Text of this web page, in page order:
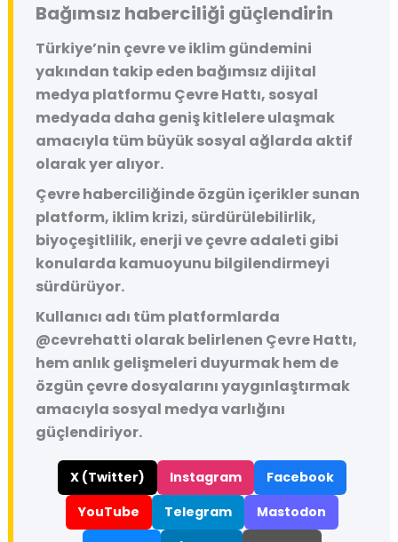
Bağımsız haberciliği güçlendirin
Türkiye’nin çevre ve iklim gündemini
yakından takip eden bağımsız dijital
medya platformu Çevre Hattı, sosyal
medyada daha geniş kitlelere ulaşmak
amacıyla tüm büyük sosyal ağlarda aktif
olarak yer alıyor.
Çevre haberciliğinde özgün içerikler sunan
platform, iklim krizi, sürdürülebilirlik,
biyoçeşitlilik, enerji ve çevre adaleti gibi
konularda kamuoyunu bilgilendirmeyi
sürdürüyor.
Kullanıcı adı tüm platformlarda
@cevrehatti olarak belirlenen Çevre Hattı,
hem anlık gelişmeleri duyurmak hem de
özgün çevre dosyalarını yaygınlaştırmak
amacıyla sosyal medya varlığını
güçlendiriyor.
X (Twitter) Instagram
Facebook
YouTube
Telegram
Mastodon